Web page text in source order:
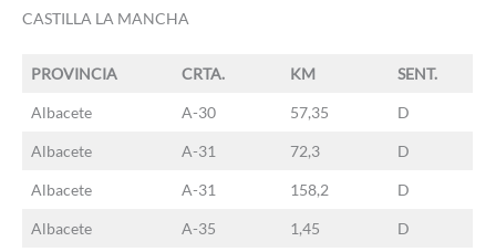
CASTILLA LA MANCHA
PROVINCIA CRTA. KM SENT.
Albacete A-30 57,35 D
Albacete A-31 72,3 D
Albacete A-31 158,2 D
Albacete A-35 1,45 D